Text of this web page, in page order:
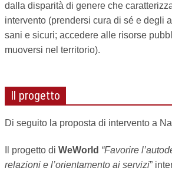
dalla disparità di genere che
intervento (prendersi cura di sé e degli
sani e sicuri; accedere alle risorse
muoversi nel territorio).
Il progetto
Di seguito la proposta di intervento a
Il progetto di WeWorld “Favorire
relazioni e l’orientamento ai servizi”